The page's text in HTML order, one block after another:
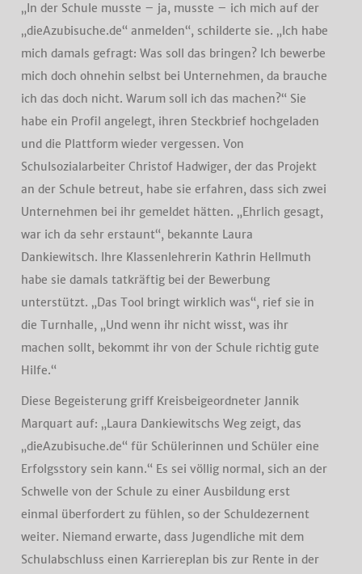
„In der Schule musste – ja, musste – ich mich auf der
„dieAzubisuche.de“ anmelden“, schilderte sie. „Ich habe
mich damals gefragt: Was soll das bringen? Ich bewerbe
mich doch ohnehin selbst bei Unternehmen, da brauche
ich das doch nicht. Warum soll ich das machen?“ Sie
habe ein Profil angelegt, ihren Steckbrief hochgeladen
und die Plattform wieder vergessen. Von
Schulsozialarbeiter Christof Hadwiger, der das Projekt
an der Schule betreut, habe sie erfahren, dass sich zwei
Unternehmen bei ihr gemeldet hätten. „Ehrlich gesagt,
war ich da sehr erstaunt“, bekannte Laura
Dankiewitsch. Ihre Klassenlehrerin Kathrin Hellmuth
habe sie damals tatkräftig bei der Bewerbung
unterstützt. „Das Tool bringt wirklich was“, rief sie in
die Turnhalle, „Und wenn ihr nicht wisst, was ihr
machen sollt, bekommt ihr von der Schule richtig gute
Hilfe.“
Diese Begeisterung griff Kreisbeigeordneter Jannik
Marquart auf: „Laura Dankiewitschs Weg zeigt, das
„dieAzubisuche.de“ für Schülerinnen und Schüler eine
Erfolgsstory sein kann.“ Es sei völlig normal, sich an der
Schwelle von der Schule zu einer Ausbildung erst
einmal überfordert zu fühlen, so der Schuldezernent
weiter. Niemand erwarte, dass Jugendliche mit dem
Schulabschluss einen Karriereplan bis zur Rente in der